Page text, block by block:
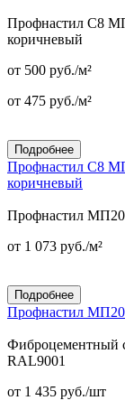
Профнастил С8
коричневый
от 500 руб./м²
от 475 руб./м²
Подробнее
Профнастил С8
коричневый
Профнастил
от 1 073 руб./м²
Подробнее
Профнастил
Фиброцементный
RAL9001
от 1 435 руб./шт